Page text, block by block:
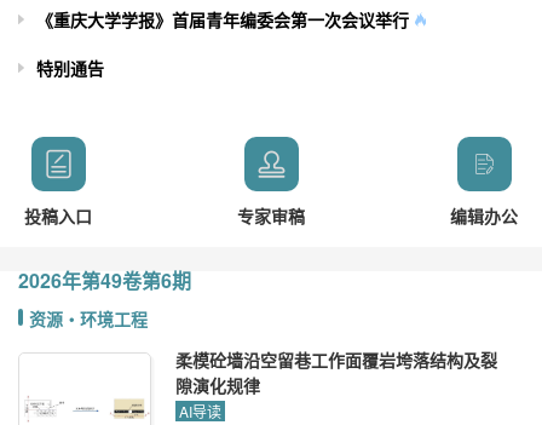
《重庆大学学报》首届青年编委会第一次会议举行
特别通告
投稿入口 专家审稿 编辑办公
2026年第49卷第6期
资源・环境工程
柔模砼墙沿空留巷工作面覆岩垮落结构及裂
隙演化规律
AI导读